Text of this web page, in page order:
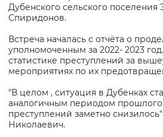
начальник Управления по
Дубенского сельского
Спиридонов.
Встреча началась с отчёта о
уполномоченным за 2022- 2023
статистике преступлений за
мероприятиях по их
"В целом , ситуация в Дубенках
аналогичным периодом прошлого
преступлений заметно
Николаевич.